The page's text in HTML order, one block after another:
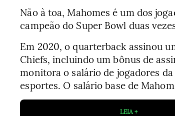
Não à toa, Mahomes é um dos
campeão do Super Bowl duas
Em 2020, o quarterback assinou
Chiefs, incluindo um bônus de
monitora o salário de jogadores
esportes. O salário base de
LEIA +